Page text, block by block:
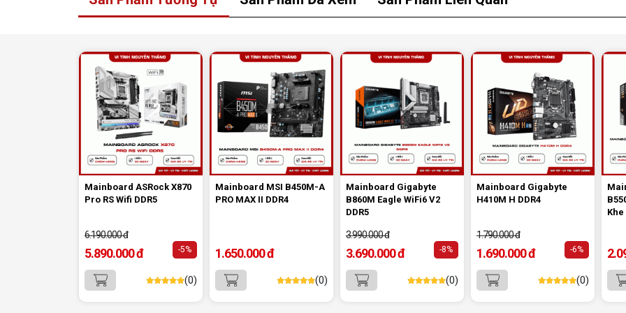
M.2 hỗ trợ SSD chuẩn SATA và PCIe x2,
đồng thời trang bị 4 cổng SATA 6Gb/s để kết
trí này giúp người dùng dễ nâng cấp ổ cứng,
tăng tốc hệ điều hành và mở rộng dung lượng
lưu trữ cho tài liệu, hình ảnh, phần mềm hoặc
dữ liệu công việc.
Khi build cấu hình mới, bạn có thể kết hợp
mainboard này với
ổ cứng SSDđể tối ưu tốc
độ phản hồi của toàn bộ hệ thống.
4. Kết nối đầy đủ cho PC văn phòng và
gia đình:
Mainboard ASRock X870
Pro RS Wifi DDR5
6.190.000 đ
5.890.000 đ -5%
(0)
Mainboard MSI B450M-A
PRO MAX II DDR4
1.650.000 đ
(0)
Mainboard Gigabyte
B860M Eagle WiFi6 V2
DDR5
3.990.000 đ
3.690.000 đ -8%
(0)
Mainboard Gigabyte
H410M H DDR4
1.790.000 đ
1.690.000 đ -6%
(0)
Khe